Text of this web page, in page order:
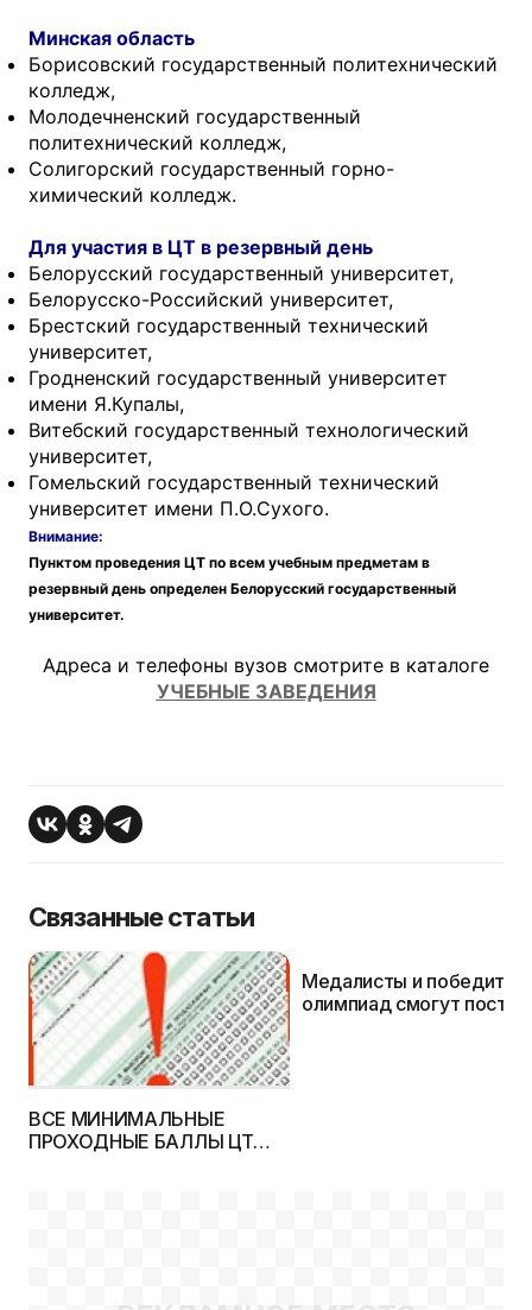
Минская область
Борисовский государственный политехнический
колледж,
Молодечненский государственный
политехнический колледж,
Солигорский государственный горно-
химический колледж.
Для участия в ЦТ в резервный день
Белорусский государственный университет,
Белорусско-Российский университет,
Брестский государственный технический
университет,
Гродненский государственный университет
имени Я.Купалы,
Витебский государственный технологический
университет,
Гомельский государственный технический
университет имени П.О.Сухого.
Внимание:
Пунктом проведения ЦТ по всем учебным предметам в
резервный день определен Белорусский государственный
университет.
Адреса и телефоны вузов смотрите в каталоге
УЧЕБНЫЕ ЗАВЕДЕНИЯ
Связанные статьи
ВСЕ МИНИМАЛЬНЫЕ
ПРОХОДНЫЕ БАЛЛЫ ЦТ
Медалисты и
олимпиад смогут